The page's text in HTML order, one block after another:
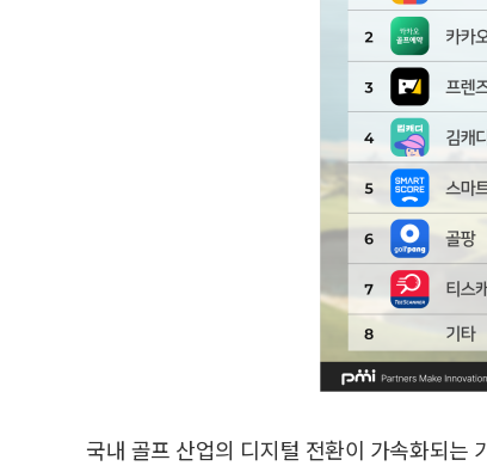
국내 골프 산업의 디지털 전환이 가속화되는